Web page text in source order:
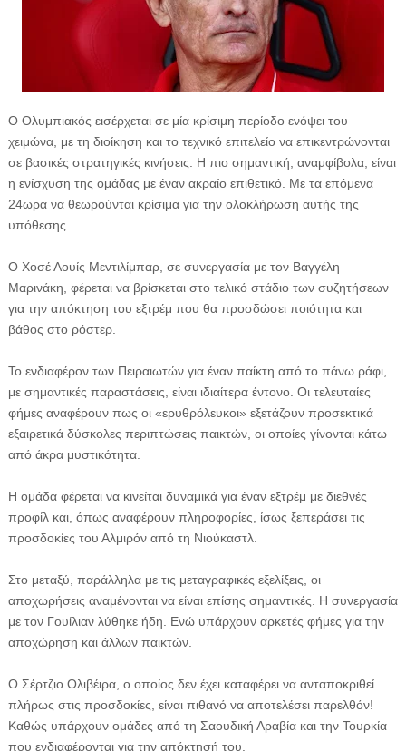
Ο Ολυμπιακός εισέρχεται σε μία κρίσιμη περίοδο ενόψει του
χειμώνα, με τη διοίκηση και το τεχνικό επιτελείο να επικεντρώνονται
σε βασικές στρατηγικές κινήσεις. Η πιο σημαντική, αναμφίβολα, είναι
η ενίσχυση της ομάδας με έναν ακραίο επιθετικό. Με τα επόμενα
24ωρα να θεωρούνται κρίσιμα για την ολοκλήρωση αυτής της
υπόθεσης.
Ο Χοσέ Λουίς Μεντιλίμπαρ, σε συνεργασία με τον Βαγγέλη
Μαρινάκη, φέρεται να βρίσκεται στο τελικό στάδιο των συζητήσεων
για την απόκτηση του εξτρέμ που θα προσδώσει ποιότητα και
βάθος στο ρόστερ.
Το ενδιαφέρον των Πειραιωτών για έναν παίκτη από το πάνω ράφι,
με σημαντικές παραστάσεις, είναι ιδιαίτερα έντονο. Οι τελευταίες
φήμες αναφέρουν πως οι «ερυθρόλευκοι» εξετάζουν προσεκτικά
εξαιρετικά δύσκολες περιπτώσεις παικτών, οι οποίες γίνονται κάτω
από άκρα μυστικότητα.
Η ομάδα φέρεται να κινείται δυναμικά για έναν εξτρέμ με διεθνές
προφίλ και, όπως αναφέρουν πληροφορίες, ίσως ξεπεράσει τις
προσδοκίες του Αλμιρόν από τη Νιούκαστλ.
Στο μεταξύ, παράλληλα με τις μεταγραφικές εξελίξεις, οι
αποχωρήσεις αναμένονται να είναι επίσης σημαντικές. Η συνεργασία
με τον Γουίλιαν λύθηκε ήδη. Ενώ υπάρχουν αρκετές φήμες για την
αποχώρηση και άλλων παικτών.
Ο Σέρτζιο Ολιβέιρα, ο οποίος δεν έχει καταφέρει να ανταποκριθεί
πλήρως στις προσδοκίες, είναι πιθανό να αποτελέσει παρελθόν!
Καθώς υπάρχουν ομάδες από τη Σαουδική Αραβία και την Τουρκία
που ενδιαφέρονται για την απόκτησή του.